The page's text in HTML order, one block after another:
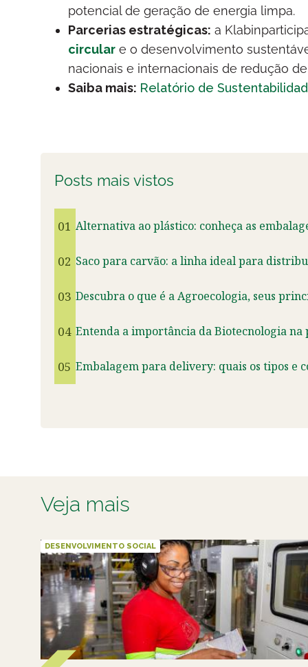
potencial de geração de energia limpa.
Parcerias estratégicas: a
circulare o desenvolvimento
nacionais e internacionais de redução
Saiba mais: Relatório de
Posts mais vistos
01 Alternativa ao plástico: conheça as
02 Saco para carvão: a linha ideal para
03 Descubra o que é a Agroecologia, seus
04 Entenda a importância da Biotecnologia na
05 Embalagem para delivery: quais os tipos e
Veja mais
DESENVOLVIMENTO SOCIAL